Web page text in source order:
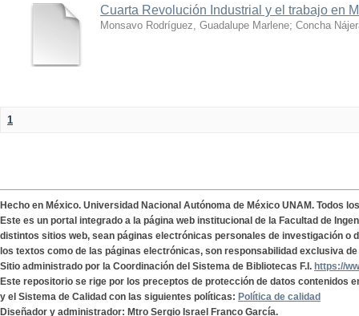
Cuarta Revolución Industrial y el trabajo en
Monsavo Rodríguez, Guadalupe Marlene; Concha
1
Hecho en México. Universidad Nacional Autónoma de México UNAM. Todos
Este es un portal integrado a la página web institucional de la Facultad de
distintos sitios web, sean páginas electrónicas personales de investigación o
los textos como de las páginas electrónicas, son responsabilidad exclusiva
Sitio administrado por la Coordinación del Sistema de Bibliotecas F.I. https://
Este repositorio se rige por los preceptos de protección de datos contenidos
y el Sistema de Calidad con las siguientes políticas: Política de calidad
Diseñador y administrador: Mtro Sergio Israel Franco García.